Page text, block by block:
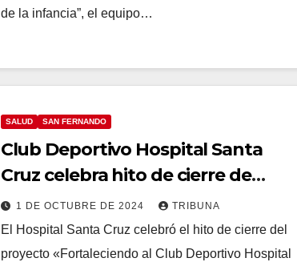
de la infancia”, el equipo…
SALUD SAN FERNANDO
Club Deportivo Hospital Santa
Cruz celebra hito de cierre de
proyecto de fortalecimiento
comunitario
1 DE OCTUBRE DE 2024 TRIBUNA
El Hospital Santa Cruz celebró el hito de cierre del
proyecto «Fortaleciendo al Club Deportivo Hospital